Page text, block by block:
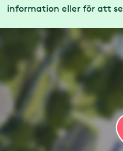
information eller för att